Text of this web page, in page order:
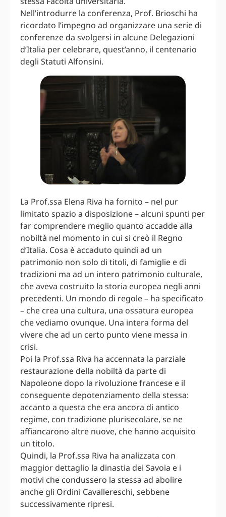
Nell’introdurre la conferenza, Prof. Brioschi ha
ricordato l’impegno ad organizzare una serie di
conferenze da svolgersi in alcune Delegazioni
d’Italia per celebrare, quest’anno, il centenario
degli Statuti Alfonsini.
La Prof.ssa Elena Riva ha fornito – nel pur
limitato spazio a disposizione – alcuni spunti per
far comprendere meglio quanto accadde alla
nobiltà nel momento in cui si creò il Regno
d’Italia. Cosa è accaduto quindi ad un
patrimonio non solo di titoli, di famiglie e di
tradizioni ma ad un intero patrimonio culturale,
che aveva costruito la storia europea negli anni
precedenti. Un mondo di regole – ha specificato
– che crea una cultura, una ossatura europea
che vediamo ovunque. Una intera forma del
vivere che ad un certo punto viene messa in
crisi.
Poi la Prof.ssa Riva ha accennata la parziale
restaurazione della nobiltà da parte di
Napoleone dopo la rivoluzione francese e il
conseguente depotenziamento della stessa:
accanto a questa che era ancora di antico
regime, con tradizione plurisecolare, se ne
affiancarono altre nuove, che hanno acquisito
un titolo.
Quindi, la Prof.ssa Riva ha analizzata con
maggior dettaglio la dinastia dei Savoia e i
motivi che condussero la stessa ad abolire
anche gli Ordini Cavallereschi, sebbene
successivamente ripresi.